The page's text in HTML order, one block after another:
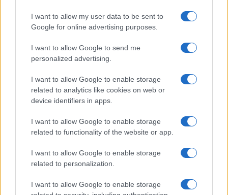
I want to allow my user data to be sent to
Google for online advertising purposes.
I want to allow Google to send me
personalized advertising.
I want to allow Google to enable storage
related to analytics like cookies on web or
device identifiers in apps.
I want to allow Google to enable storage
related to functionality of the website or app.
I want to allow Google to enable storage
related to personalization.
I want to allow Google to enable storage
Con la llegada inminente de la
tormenta Ivo, es fundamental que
las comunidades sigan ciertas
recomendaciones prácticas.
de evacuación claro que todos los
miembros de tu familia conozcan.
seguras y lugares de refugio.
Segundo, abastece tu hogar con
alimentos no perecederos, agua
potable y suministros médicos
básicos.<\/p>